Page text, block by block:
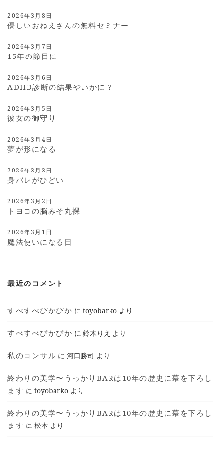
2026年3月8日
優しいおねえさんの無料セミナー
2026年3月7日
15年の節目に
2026年3月6日
ADHD診断の結果やいかに？
2026年3月5日
彼女の御守り
2026年3月4日
夢が形になる
2026年3月3日
身バレがひどい
2026年3月2日
トヨコの脳みそ丸裸
2026年3月1日
魔法使いになる日
最近のコメント
すべすべぴかぴか にtoyobarko より
すべすべぴかぴか に鈴木りえ より
私のコンサル に河口勝司 より
終わりの美学〜うっかりBARは10年の歴史に幕を下ろし
ます にtoyobarko より
終わりの美学〜うっかりBARは10年の歴史に幕を下ろし
ます に松本 より